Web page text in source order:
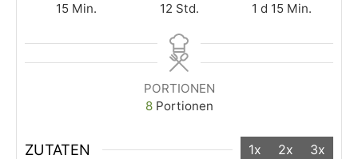
15 Min.
12 Std.
1 d 15 Min.
PORTIONEN
8 Portionen
ZUTATEN 1x 2x 3x